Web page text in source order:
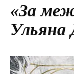
«За
Ульяна